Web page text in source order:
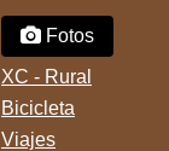
Fotos
XC - Rural
Bicicleta
Viajes